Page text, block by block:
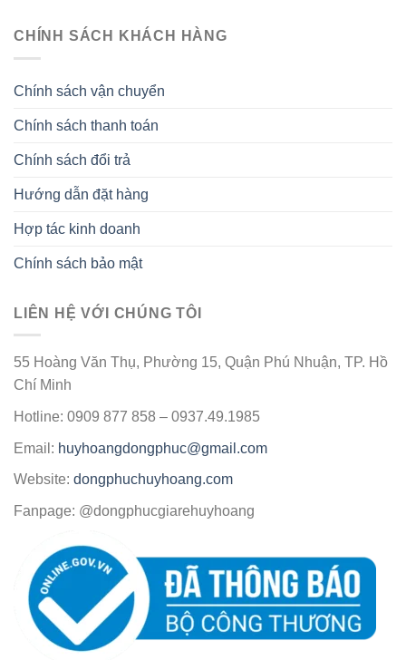
CHÍNH SÁCH KHÁCH HÀNG
Chính sách vận chuyển
Chính sách thanh toán
Chính sách đổi trả
Hướng dẫn đặt hàng
Hợp tác kinh doanh
Chính sách bảo mật
LIÊN HỆ VỚI CHÚNG TÔI
55 Hoàng Văn Thụ, Phường 15, Quận Phú Nhuận, TP. Hồ
Chí Minh
Hotline: 0909 877 858 – 0937.49.1985
Email: huyhoangdongphuc@gmail.com
Website: dongphuchuyhoang.com
Fanpage: @dongphucgiarehuyhoang